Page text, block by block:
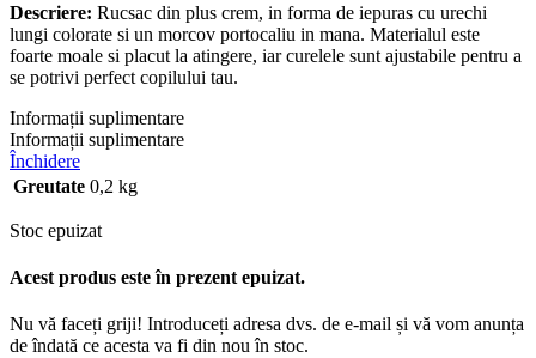
Descriere: Rucsac din plus crem, in forma de iepuras cu urechi
lungi colorate si un morcov portocaliu in mana. Materialul este
foarte moale si placut la atingere, iar curelele sunt ajustabile pentru a
se potrivi perfect copilului tau.
Informații suplimentare
Informații suplimentare
Închidere
Greutate 0,2 kg
Stoc epuizat
Acest produs este în prezent epuizat.
Nu vă faceți griji! Introduceți adresa dvs. de e-mail și vă vom anunța
de îndată ce acesta va fi din nou în stoc.